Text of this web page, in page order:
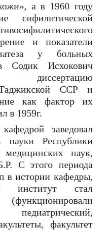
а в 1960 году
сифилитической
и показатели
у больных
Содик Исхокович
ССР и
как фактор их
в 1959г.
заведовал
науки Республики
медицинских наук,
С этого периода
в истории кафедры,
институт стал
факультет